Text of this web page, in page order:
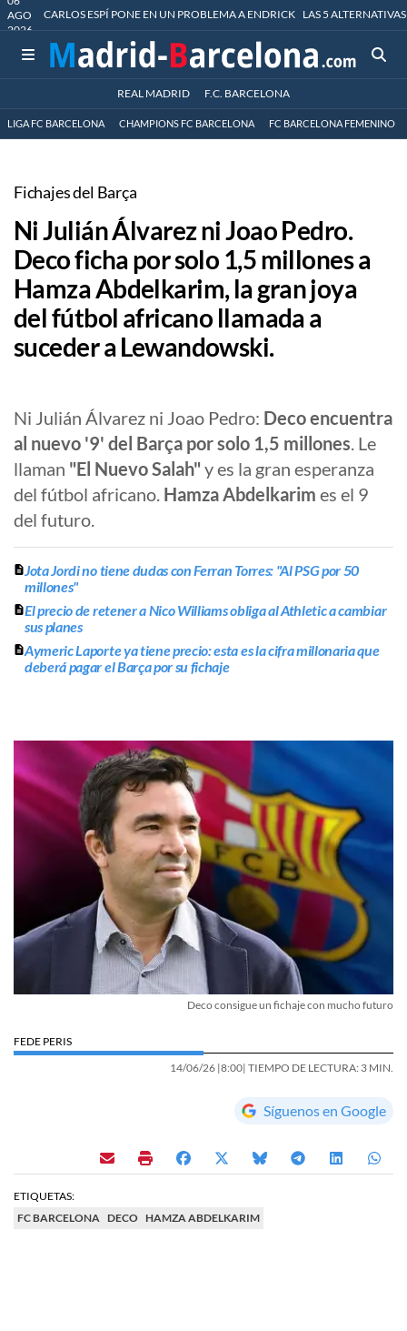
AGO
2026
CARLOS ESPÍ PONE EN UN PROBLEMA A ENDRICK LAS 5
REAL MADRID F.C. BARCELONA
LIGA FC BARCELONA CHAMPIONS FC BARCELONA FC BARCELONA FEMENINO
Fichajes del Barça
Ni Julián Álvarez ni Joao Pedro.
Deco ficha por solo 1,5 millones a
Hamza Abdelkarim, la gran joya
del fútbol africano llamada a
suceder a Lewandowski.
Ni Julián Álvarez ni Joao Pedro: Deco encuentra
al nuevo '9' del Barça por solo 1,5 millones. Le
llaman "El Nuevo Salah" y es la gran esperanza
del fútbol africano. Hamza Abdelkarim es el 9
del futuro.
Jota Jordi no tiene dudas con Ferran Torres: "Al PSG por 50
millones"
El precio de retener a Nico Williams obliga al Athletic a cambiar
sus planes
Aymeric Laporte ya tiene precio: esta es la cifra millonaria que
deberá pagar el Barça por su fichaje
Deco consigue un fichaje con mucho futuro
FEDE PERIS
14/06/26 |8:00| TIEMPO DE LECTURA: 3 MIN.
Síguenos en Google
ETIQUETAS:
FC BARCELONA
DECO HAMZA ABDELKARIM